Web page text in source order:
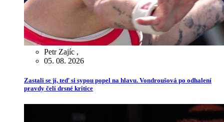
Petr Zajíc ,
05. 08. 2026
Zastali se jí, teď si sypou popel na hlavu. Vondroušová po odhalení
pravdy čelí drsné kritice